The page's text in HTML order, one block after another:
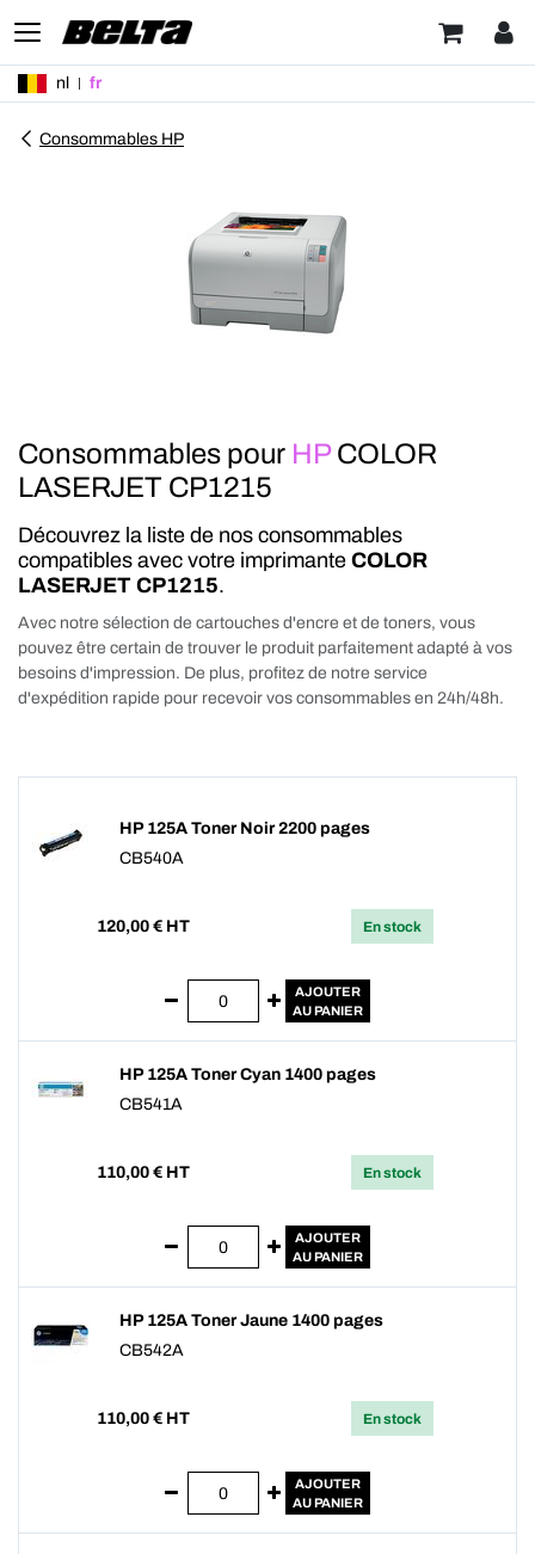
nl fr
Consommables HP
Consommables pour HPCOLOR
LASERJET CP1215
Découvrez la liste de nos consommables
compatibles avec votre imprimante COLOR
LASERJET CP1215.
Avec notre sélection de cartouches d'encre et de toners, vous
pouvez être certain de trouver le produit parfaitement adapté à vos
besoins d'impression. De plus, profitez de notre service
d'expédition rapide pour recevoir vos consommables en 24h/48h.
HP 125A Toner Noir 2200 pages
CB540A
120,00 € HT En stock
AJOUTER
AU PANIER
HP 125A Toner Cyan 1400 pages
CB541A
110,00 € HT En stock
AJOUTER
AU PANIER
HP 125A Toner Jaune 1400 pages
CB542A
110,00 € HT En stock
AJOUTER
AU PANIER